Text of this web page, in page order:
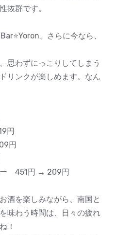
抜群です。
、さらに今なら、
思わずにっこりしてしまう
リンクが楽しめます。なん
円
円
ー 451円 → 209円
酒を楽しみながら、南国と
味わう時間は、日々の疲れ
！